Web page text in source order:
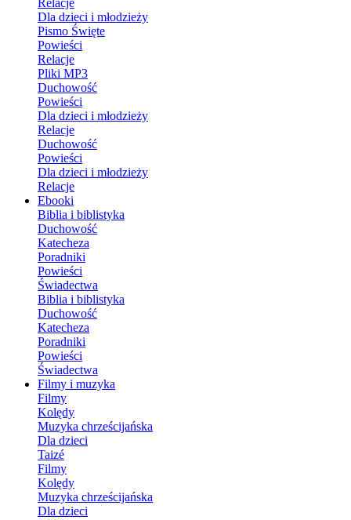
Relacje
Dla dzieci i młodzieży
Pismo Święte
Powieści
Relacje
Pliki MP3
Duchowość
Powieści
Dla dzieci i młodzieży
Relacje
Duchowość
Powieści
Dla dzieci i młodzieży
Relacje
Ebooki
Biblia i biblistyka
Duchowość
Katecheza
Poradniki
Powieści
Świadectwa
Biblia i biblistyka
Duchowość
Katecheza
Poradniki
Powieści
Świadectwa
Filmy i muzyka
Filmy
Kolędy
Muzyka chrześcijańska
Dla dzieci
Taizé
Filmy
Kolędy
Muzyka chrześcijańska
Dla dzieci